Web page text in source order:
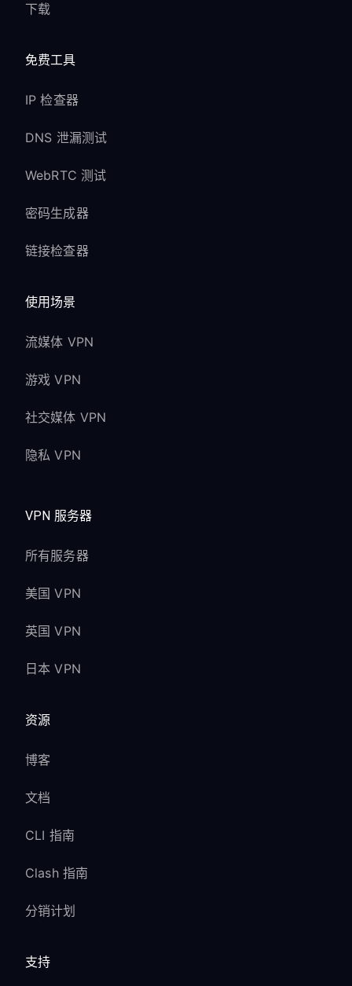
下载
免费工具
IP 检查器
DNS 泄漏测试
WebRTC 测试
密码生成器
链接检查器
使用场景
流媒体 VPN
游戏 VPN
社交媒体 VPN
隐私 VPN
VPN 服务器
所有服务器
美国 VPN
英国 VPN
日本 VPN
资源
博客
文档
CLI 指南
Clash 指南
分销计划
支持